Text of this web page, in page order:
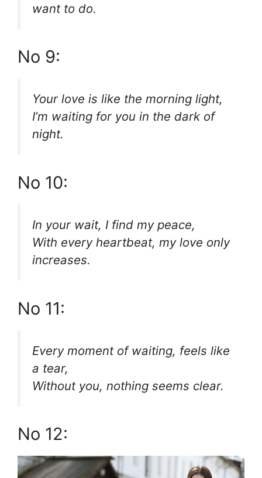
want to do.
No 9:
Your love is like the morning light,
I’m waiting for you in the dark of
night.
No 10:
In your wait, I find my peace,
With every heartbeat, my love only
increases.
No 11:
Every moment of waiting, feels like
a tear,
Without you, nothing seems clear.
No 12: